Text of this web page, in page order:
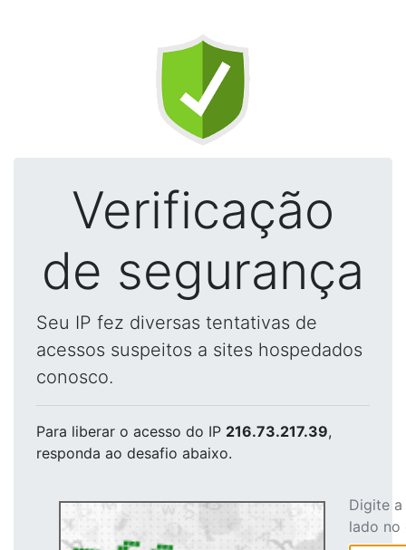
Verificação
de segurança
Seu IP fez diversas tentativas de
acessos suspeitos a sites hospedados
conosco.
Para liberar o acesso do IP 216.73.217.39,
responda ao desafio abaixo.
Digite
lado no